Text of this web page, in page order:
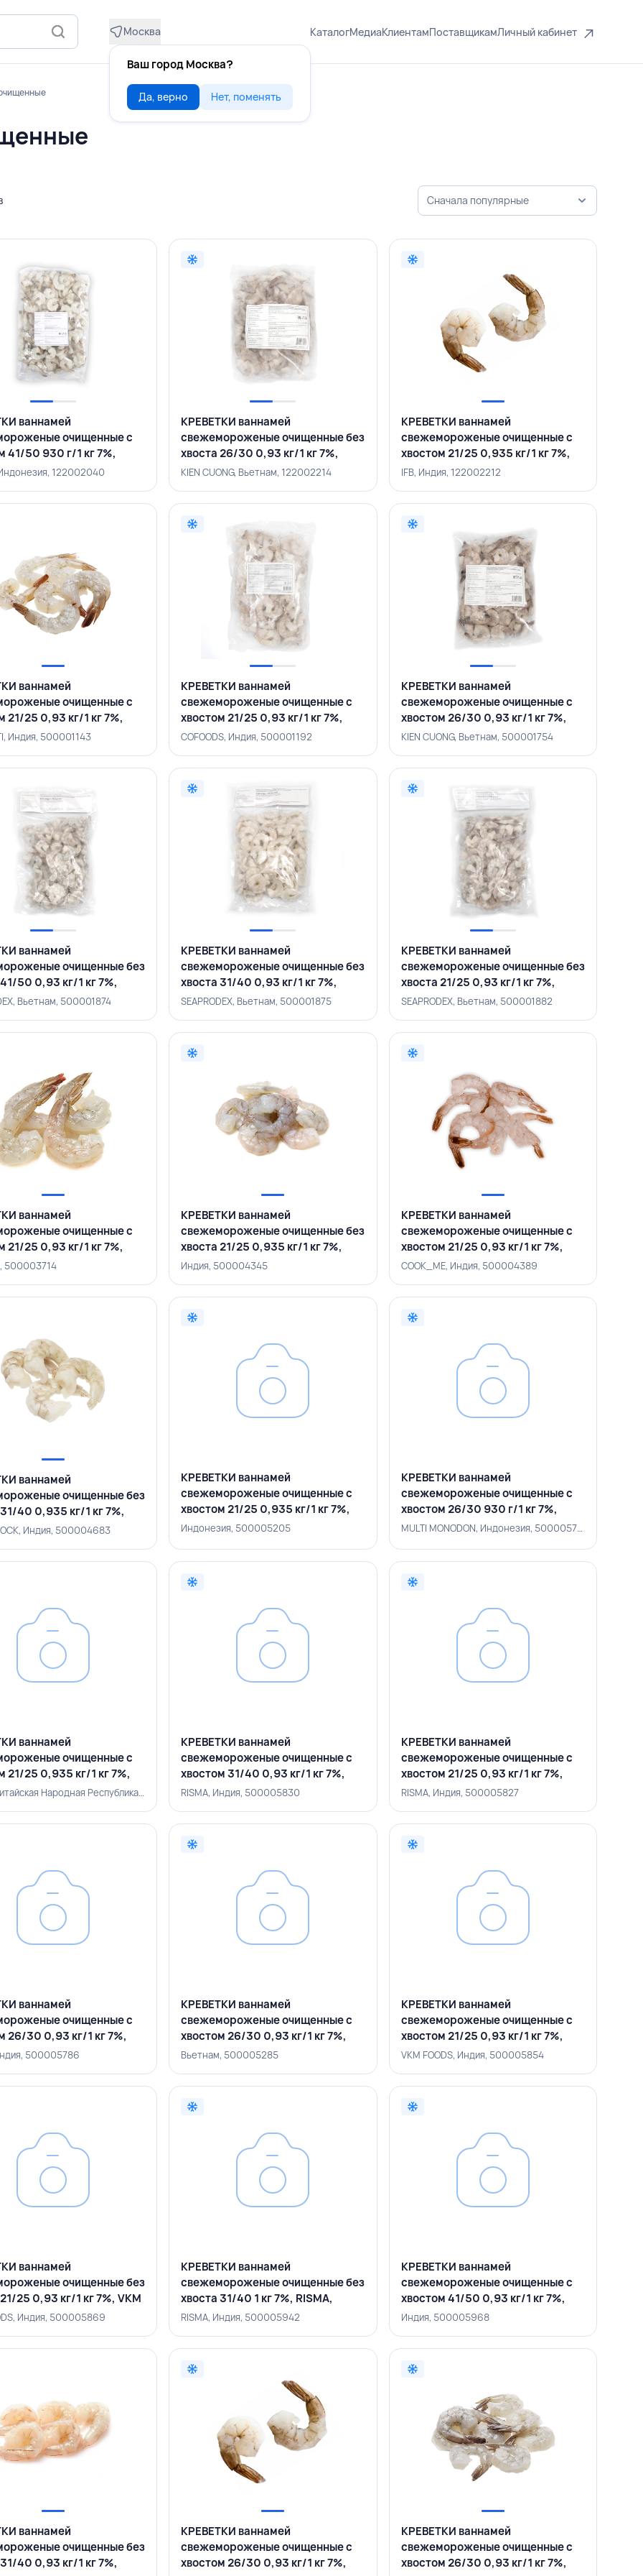
Москва
Ваш город Москва?
Да, верно Нет, поменять
КаталогМедиаКлиентамПоставщикамЛичный кабинет
Сначала популярные
ваннамей
очищенные с
41/50 930 г/1 кг 7%,
ИНДОНЕЗИЯ122002040
КРЕВЕТКИ ваннамей
свежемороженые очищенные без
хвоста 26/30 0,93 кг/1 кг 7%,
KIEN CUONG, ВЬЕТНАМ
KIEN CUONG, Вьетнам, 122002214
КРЕВЕТКИ ваннамей
свежемороженые очищенные с
хвостом 21/25 0,935 кг/1 кг 7%,
IFB, ИНДИЯ
IFB, Индия, 122002212
ваннамей
очищенные с
21/25 0,93 кг/1 кг 7%,
ИНДИЯ
Индия, 500001143
КРЕВЕТКИ ваннамей
свежемороженые очищенные с
хвостом 21/25 0,93 кг/1 кг 7%,
COFOODS, ИНДИЯ
COFOODS, Индия, 500001192
КРЕВЕТКИ ваннамей
свежемороженые очищенные с
хвостом 26/30 0,93 кг/1 кг 7%,
KIEN CUONG, ВЬЕТНАМ
KIEN CUONG, Вьетнам, 500001754
ваннамей
очищенные без
50 0,93 кг/1 кг 7%,
ВЬЕТНАМ
Вьетнам, 500001874
КРЕВЕТКИ ваннамей
свежемороженые очищенные без
хвоста 31/40 0,93 кг/1 кг 7%,
SEAMINHHAI, ВЬЕТНАМ
SEAPRODEX, Вьетнам, 500001875
КРЕВЕТКИ ваннамей
свежемороженые очищенные без
хвоста 21/25 0,93 кг/1 кг 7%,
SEAMINHHAI, ВЬЕТНАМ
SEAPRODEX, Вьетнам, 500001882
ваннамей
очищенные с
21/25 0,93 кг/1 кг 7%,
500003714
КРЕВЕТКИ ваннамей
свежемороженые очищенные без
хвоста 21/25 0,935 кг/1 кг 7%,
ИНДИЯ
Индия, 500004345
КРЕВЕТКИ ваннамей
свежемороженые очищенные с
хвостом 21/25 0,93 кг/1 кг 7%,
COOK_ME, ИНДИЯ
COOK_ME, Индия, 500004389
ваннамей
очищенные без
40 0,935 кг/1 кг 7%,
ИНДИЯ
Индия, 500004683
КРЕВЕТКИ ваннамей
свежемороженые очищенные с
хвостом 21/25 0,935 кг/1 кг 7%,
ИНДОНЕЗИЯ
Индонезия, 500005205
КРЕВЕТКИ ваннамей
свежемороженые очищенные с
хвостом 26/30 930 г/1 кг 7%,
MULTI MONODON, ИНДОНЕЗИЯ
MULTI MONODON, Индонезия, 500005773
ваннамей
очищенные с
21/25 0,935 кг/1 кг 7%,
Китай (Китайская Народная Республика), 500005839
КРЕВЕТКИ ваннамей
свежемороженые очищенные с
хвостом 31/40 0,93 кг/1 кг 7%,
RISMA, ИНДИЯ
RISMA, Индия, 500005830
КРЕВЕТКИ ваннамей
свежемороженые очищенные с
хвостом 21/25 0,93 кг/1 кг 7%,
RISMA, ИНДИЯ
RISMA, Индия, 500005827
ваннамей
очищенные с
26/30 0,93 кг/1 кг 7%,
ИНДИЯ500005786
КРЕВЕТКИ ваннамей
свежемороженые очищенные с
хвостом 26/30 0,93 кг/1 кг 7%,
ВЬЕТНАМ
Вьетнам, 500005285
КРЕВЕТКИ ваннамей
свежемороженые очищенные с
хвостом 21/25 0,93 кг/1 кг 7%,
VKM FOODS, ИНДИЯ
VKM FOODS, Индия, 500005854
ваннамей
очищенные без
25 0,93 кг/1 кг 7%, VKM
ИНДИЯ
Индия, 500005869
КРЕВЕТКИ ваннамей
свежемороженые очищенные без
хвоста 31/40 1 кг 7%, RISMA,
ИНДИЯ
RISMA, Индия, 500005942
КРЕВЕТКИ ваннамей
свежемороженые очищенные с
хвостом 41/50 0,93 кг/1 кг 7%,
ИНДИЯ
Индия, 500005968
ваннамей
очищенные без
40 0,93 кг/1 кг 7%,
КРЕВЕТКИ ваннамей
свежемороженые очищенные с
хвостом 26/30 0,93 кг/1 кг 7%,
КРЕВЕТКИ ваннамей
свежемороженые очищенные с
хвостом 26/30 0,93 кг/1 кг 7%,